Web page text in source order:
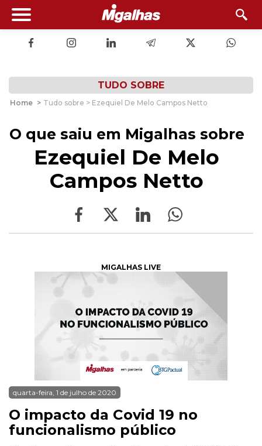
TUDO SOBRE
Home > Tudo sobre > Ezequiel De Melo Campos Netto
O que saiu em Migalhas sobre
Ezequiel De Melo
Campos Netto
MIGALHAS LIVE
quarta-feira, 1 de julho de 2020
O impacto da Covid 19 no
funcionalismo público